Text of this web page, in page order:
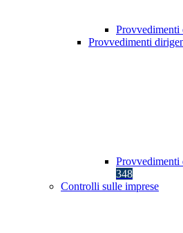
Provvedimenti
Provvedimenti
348
Controlli sulle imprese